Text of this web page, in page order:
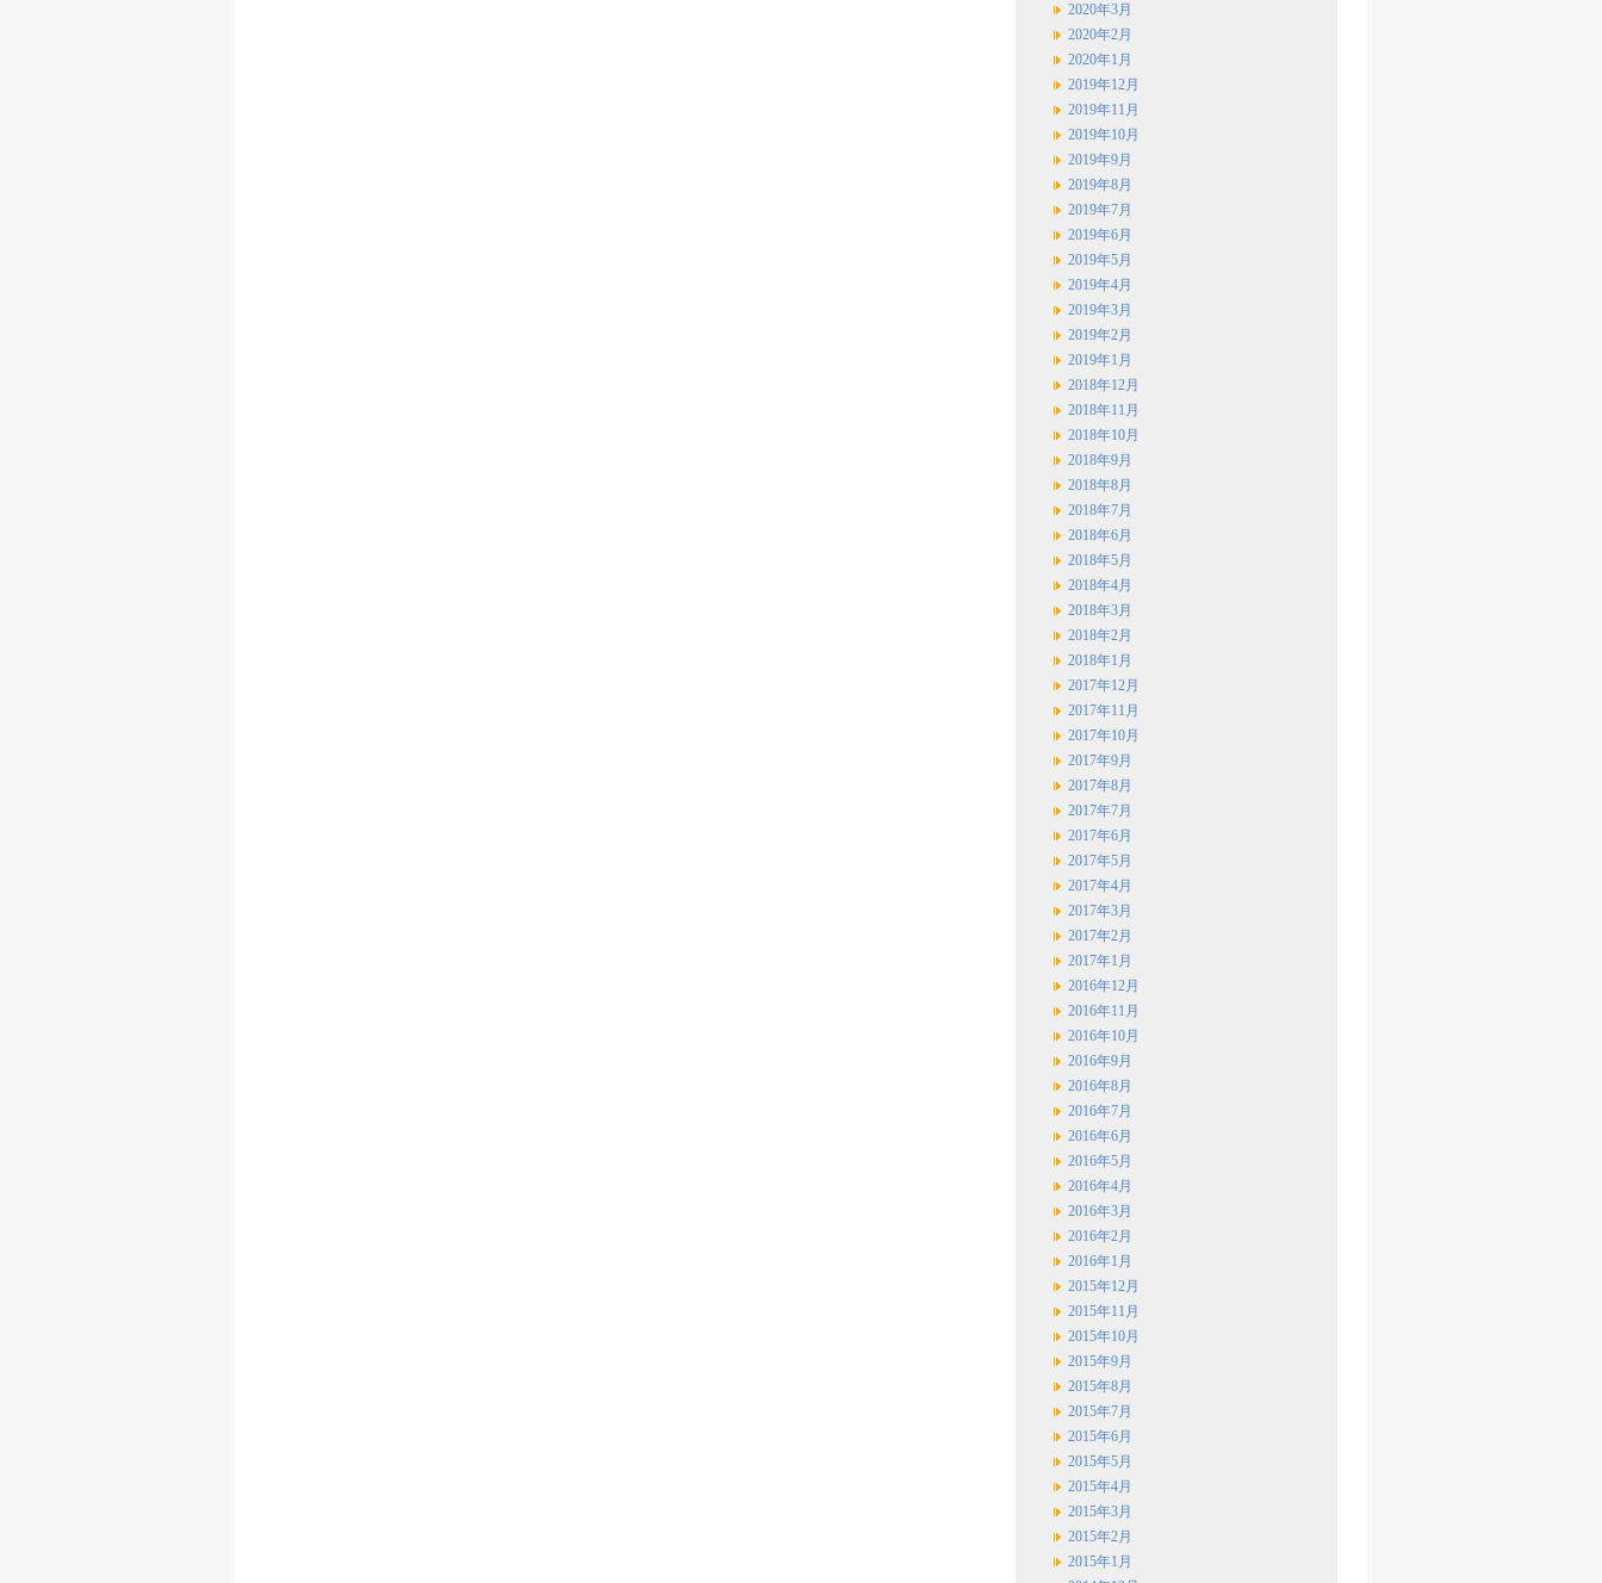
2020年3月
2020年2月
2020年1月
2019年12月
2019年11月
2019年10月
2019年9月
2019年8月
2019年7月
2019年6月
2019年5月
2019年4月
2019年3月
2019年2月
2019年1月
2018年12月
2018年11月
2018年10月
2018年9月
2018年8月
2018年7月
2018年6月
2018年5月
2018年4月
2018年3月
2018年2月
2018年1月
2017年12月
2017年11月
2017年10月
2017年9月
2017年8月
2017年7月
2017年6月
2017年5月
2017年4月
2017年3月
2017年2月
2017年1月
2016年12月
2016年11月
2016年10月
2016年9月
2016年8月
2016年7月
2016年6月
2016年5月
2016年4月
2016年3月
2016年2月
2016年1月
2015年12月
2015年11月
2015年10月
2015年9月
2015年8月
2015年7月
2015年6月
2015年5月
2015年4月
2015年3月
2015年2月
2015年1月